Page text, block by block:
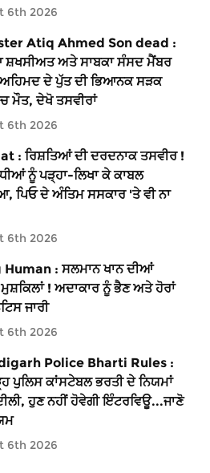
6th 2026
Atiq Ahmed Son dead :
ਸ਼ਖਸੀਅਤ ਅਤੇ ਸਾਬਕਾ ਸੰਸਦ ਮੈਂਬਰ
ਦੇ ਪੁੱਤ ਦੀ ਭਿਆਨਕ ਸੜਕ
ਮੌਤ, ਦੇਖੋ ਤਸਵੀਰਾਂ
6th 2026
: ਰਿਸ਼ਤਿਆਂ ਦੀ ਦਰਦਨਾਕ ਤਸਵੀਰ !
ਧੀਆਂ ਨੂੰ ਪੜ੍ਹਾ-ਲਿਖਾ ਕੇ ਕਾਬਲ
ਪਿਓ ਦੇ ਅੰਤਿਮ ਸਸਕਾਰ 'ਤੇ ਵੀ ਨਾ
6th 2026
Human : ਸਲਮਾਨ ਖਾਨ ਦੀਆਂ
! ਅਦਾਕਾਰ ਨੂੰ ਭੈਣ ਅਤੇ ਹੋਰਾਂ
ਜਾਰੀ
6th 2026
Police Bharti Rules :
ਪੁਲਿਸ ਕਾਂਸਟੇਬਲ ਭਰਤੀ ਦੇ ਨਿਯਮਾਂ
ਹੁਣ ਨਹੀਂ ਹੋਵੇਗੀ ਇੰਟਰਵਿਊ...ਜਾਣੋ
6th 2026